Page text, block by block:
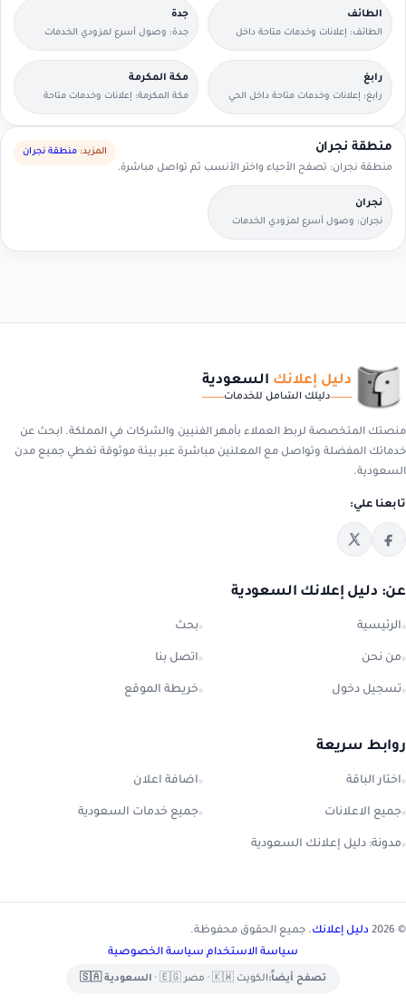
الطائف
الطائف: إعلانات وخدمات متاحة داخل
الحي مع وسائل تواصل مباشرة.
جدة
جدة: وصول أسرع لمزودي الخدمات
القريبين منك.
رابغ
رابغ: إعلانات وخدمات متاحة داخل الحي
مع وسائل تواصل مباشرة.
مكة المكرمة
مكة المكرمة: إعلانات وخدمات متاحة
داخل الحي مع وسائل تواصل مباشرة.
منطقة نجران
منطقة نجران: تصفح الأحياء واختر الأنسب ثم تواصل مباشرة.
المزيد: منطقة نجران
نجران
نجران: وصول أسرع لمزودي الخدمات
القريبين منك.
دليل إعلانك السعودية
دليلك الشامل للخدمات
منصتك المتخصصة لربط العملاء بأمهر الفنيين والشركات في المملكة. ابحث عن
خدماتك المفضلة وتواصل مع المعلنين مباشرة عبر بيئة موثوقة تغطي جميع مدن
السعودية.
تابعنا علي:
عن: دليل إعلانك السعودية
الرئيسية بحث
من نحن اتصل بنا
تسجيل دخول خريطة الموقع
روابط سريعة
اختار الباقة اضافة اعلان
جميع الاعلانات جميع خدمات السعودية
مدونة: دليل إعلانك السعودية
© 2026 دليل إعلانك. جميع الحقوق محفوظة.
سياسة الاستخدام سياسة الخصوصية
تصفح أيضاً:الكويت 🇰🇼 • مصر 🇪🇬 • السعودية 🇸🇦